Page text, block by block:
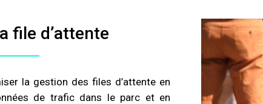
file d’attente
la gestion des files d’attente en
de trafic dans le parc et en